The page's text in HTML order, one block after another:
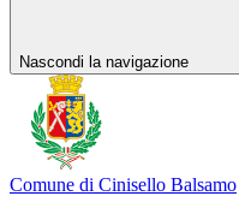
Nascondi la navigazione
Comune di Cinisello Balsamo